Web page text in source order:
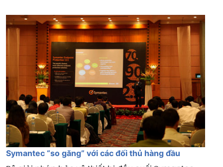
Symantec “so găng” với các đối thủ hàng đầu